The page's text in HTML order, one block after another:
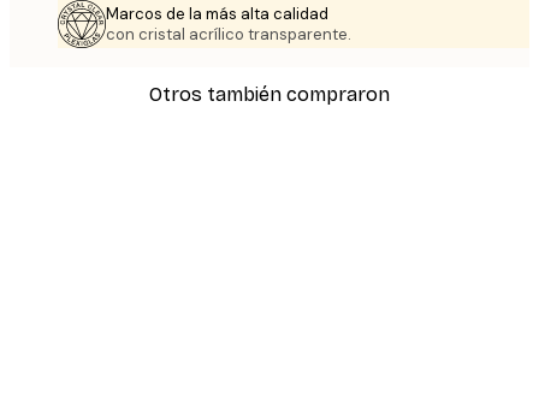
Marcos de la más alta calidad
con cristal acrílico transparente.
Otros también compraron